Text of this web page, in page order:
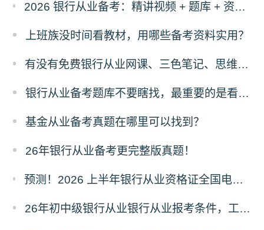
2026 银行从业备考：精讲视频 + 题库 + 资料一站式，零基础也能过
上班族没时间看教材，用哪些备考资料实用？
有没有免费银行从业网课、三色笔记、思维导图、计算公式！
银行从业备考题库不要瞎找，最重要的是看这三点！
基金从业备考真题在哪里可以找到？
26年银行从业备考更完整版真题！
预测！2026 上半年银行从业资格证全国电子证书什么时候开通下载？
26年初中级银行从业银行从业报考条件，工作年限有没有要求？